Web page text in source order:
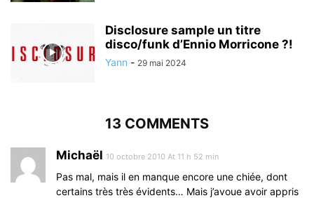
Disclosure sample un titre
disco/funk d’Ennio Morricone ?!
Yann - 29 mai 2024
13 COMMENTS
Michaël 10 octobre 2010 At 11 h 52 min
Pas mal, mais il en manque encore une chiée, dont
certains très très évidents… Mais j’avoue avoir appris